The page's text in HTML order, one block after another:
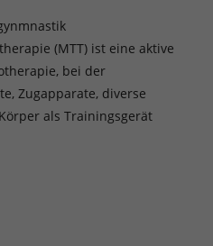
(MTT) ist eine aktive
bei der
Zugapparate, diverse
als Trainingsgerät